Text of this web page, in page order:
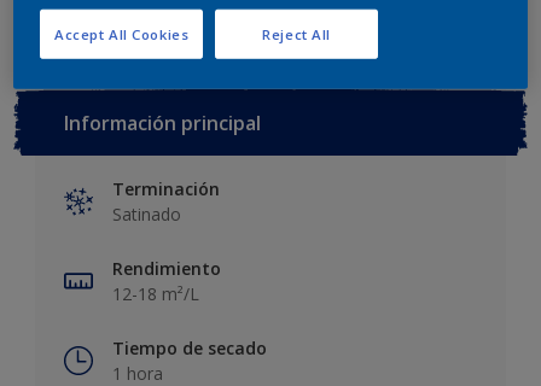
Información principal
Terminación
Satinado
Rendimiento
12-18 m²/L
Tiempo de secado
1 hora
Reject All
Accept All Cookies